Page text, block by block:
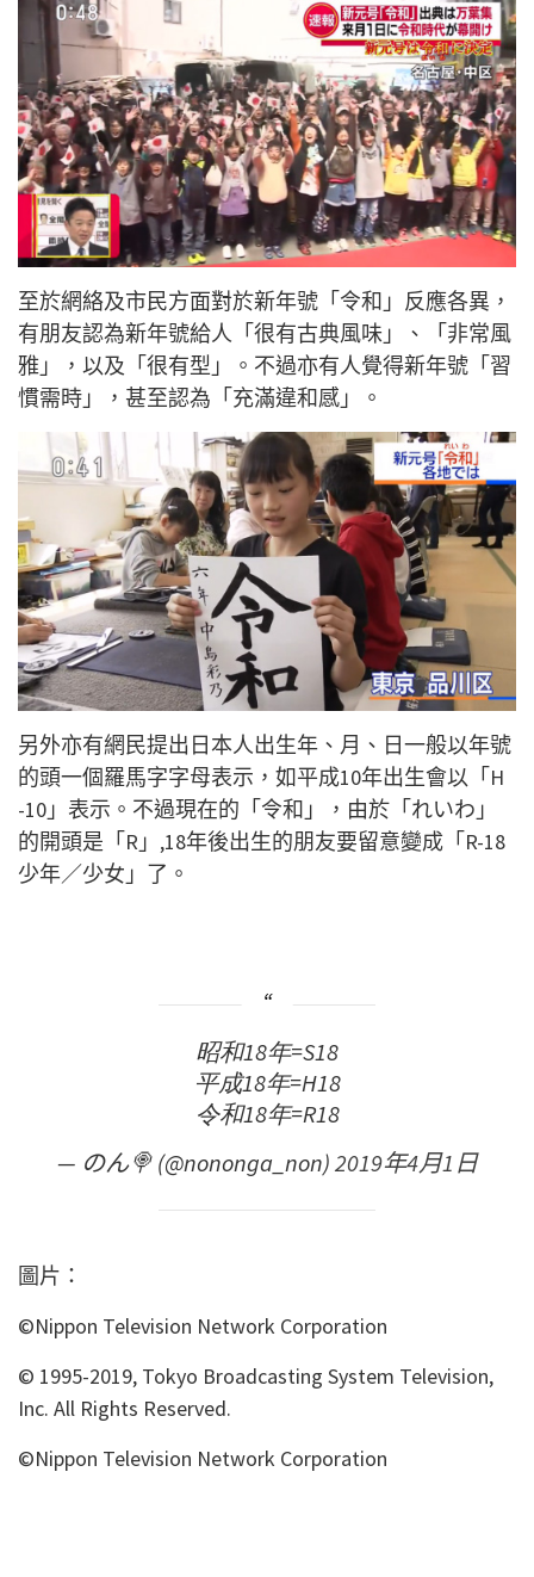
至於網絡及市民方面對於新年號「令和」反應各異，
有朋友認為新年號給人「很有古典風味」、「非常風
雅」，以及「很有型」。不過亦有人覺得新年號「習
慣需時」，甚至認為「充滿違和感」。
另外亦有網民提出日本人出生年、月、日一般以年號
的頭一個羅馬字字母表示，如平成10年出生會以「H
-10」表示。不過現在的「令和」，由於「れいわ」
的開頭是「R」,18年後出生的朋友要留意變成「R-18
少年／少女」了。
昭和18年=S18
平成18年=H18
令和18年=R18
— のん🍭 (@nononga_non)2019年4月1日
圖片：
©Nippon Television Network Corporation
© 1995-2019, Tokyo Broadcasting System Television,
Inc. All Rights Reserved.
©Nippon Television Network Corporation